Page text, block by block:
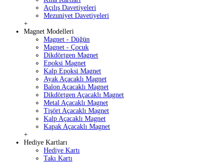
Açılış Davetiyeleri
Mezuniyet Davetiyeleri
+
Magnet Modelleri
Magnet - Düğün
Magnet - Çocuk
Dikdörtgen Magnet
Epoksi Magnet
Kalp Epoksi Magnet
Ayak Açacaklı Magnet
Balon Açacaklı Magnet
Dikdörtgen Açacaklı Magnet
Metal Açacaklı Magnet
Tişört Açacaklı Magnet
Kalp Açacaklı Magnet
Kapak Açacaklı Magnet
+
Hediye Kartları
Hediye Kartı
Takı Kartı